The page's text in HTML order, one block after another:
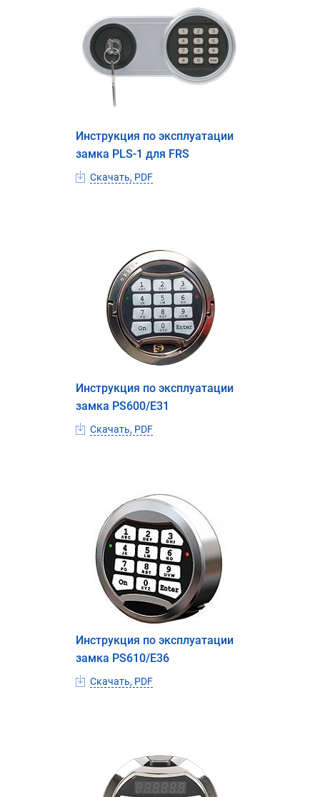
Инструкция по эксплуатации
замка PLS-1 для FRS
Скачать, PDF
Инструкция по эксплуатации
замка PS600/E31
Скачать, PDF
Инструкция по эксплуатации
замка PS610/E36
Скачать, PDF